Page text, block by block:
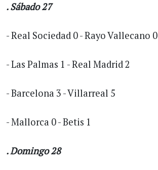
. Sábado 27
- Real Sociedad 0 - Rayo Vallecano 0
- Las Palmas 1 - Real Madrid 2
- Barcelona 3 - Villarreal 5
- Mallorca 0 - Betis 1
. Domingo 28